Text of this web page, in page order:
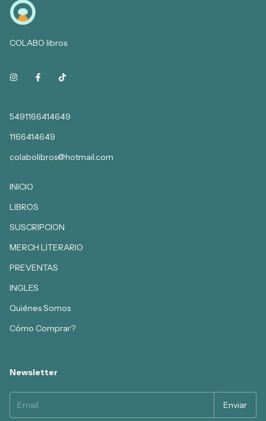
COLABO libros
5491166414649
1166414649
colabolibros@hotmail.com
INICIO
LIBROS
SUSCRIPCION
MERCH LITERARIO
PREVENTAS
INGLES
Quiénes Somos
Cómo Comprar?
Newsletter